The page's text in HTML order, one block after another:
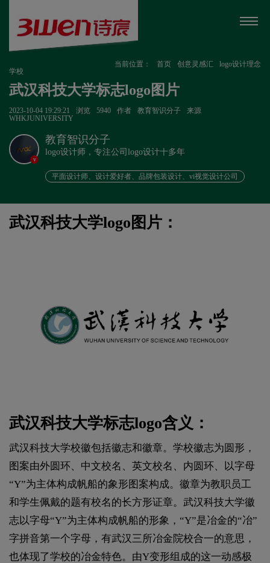
当前位置： 首页 创意灵感汇
logo设计理念
学校
武汉科技大学标志logo图片
2023-10-04 19:29:21 浏览 5940 作者 教育智识分子
来源
WHKJUNIVERSITY
v
教育智识分子
logo设计师，专注公司logo设计十多年
平面设计师、设计爱好者、品牌包装设计、vi视觉设计公司
武汉科技大学logo图片：
武汉科技大学标志logo含义：
武汉科技大学校徽包括徽志和徽章。学校徽志为圆形，
图案由外圆环、中文校名、英文校名、内圆环、以字母
“Y”为主体构成帆船的象形图案构成。徽章为教职员工
和学生佩戴的题有校名的长方形证章。武汉科技大学徽
志以字母“Y”为主体构成帆船的形象，“Y”是冶金的“冶”
字拼音第一个字母，有武汉三所冶金院校合一的意思，
也体现了学校的冶金特色。由Y变形组成的这一动感极